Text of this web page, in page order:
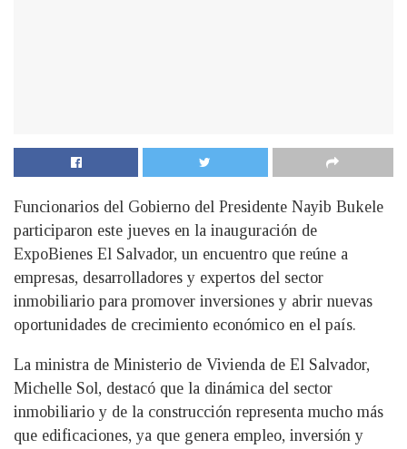
Funcionarios del Gobierno del Presidente Nayib Bukele
participaron este jueves en la inauguración de
ExpoBienes El Salvador, un encuentro que reúne a
empresas, desarrolladores y expertos del sector
inmobiliario para promover inversiones y abrir nuevas
oportunidades de crecimiento económico en el país.
La ministra de Ministerio de Vivienda de El Salvador,
Michelle Sol, destacó que la dinámica del sector
inmobiliario y de la construcción representa mucho más
que edificaciones, ya que genera empleo, inversión y